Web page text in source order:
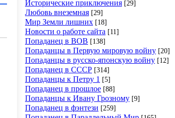
Исторические приключения [29]
Любовь внеземная [29]
Мир Земли лишних [18]
Новости о работе сайта [11]
Попаданец в ВОВ [138]
Попаданцы в Первую мировую войну [20]
Попаданцы в русско-японскую войну [12]
Попаданец в СССР [314]
Попаданцы к Петру 1 [5]
Попаданец в прошлое [88]
Попаданцы к Ивану Грозному [9]
Попаданец в фэнтези [259]